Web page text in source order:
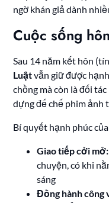
ngờ khán giả dành
Cuộc sống
Sau 14 năm kết hôn
Luậtvẫn giữ được
chồng mà còn là đối
dựng đế chế phim ảnh
Bí quyết hạnh phúc
Giao tiếp cởi mở:
chuyện, có khi
sáng
Đồng hành công